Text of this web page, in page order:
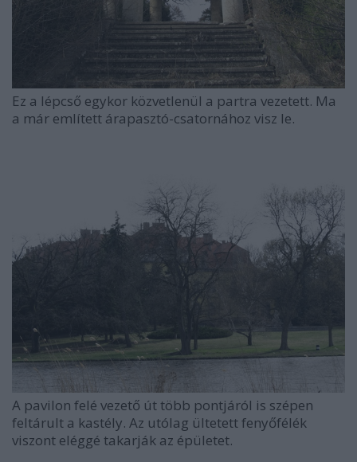
Ez a lépcső egykor közvetlenül a partra vezetett. Ma
a már említett árapasztó-csatornához visz le.
A pavilon felé vezető út több pontjáról is szépen
feltárult a kastély. Az utólag ültetett fenyőfélék
viszont eléggé takarják az épületet.